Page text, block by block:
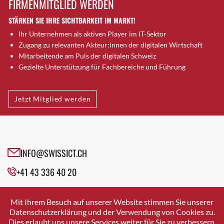
Brütten
Bubendorf
Bubikon
Buchs (SG)
Burgdorf
Bülach
Cazis
Cham
Davos Platz
Davos Platz 1
Dietikon
Dietlikon
FIRMENMITGLIED WERDEN
STÄRKEN SIE IHRE SICHTBARKEIT IM MARKT!
Ihr Unternehmen als aktiven Player im IT-Sektor
Zugang zu relevanten Akteur:innen der digitalen Wirtschaft
Mitarbeitende am Puls der digitalen Schweiz
Gezielte Unterstützung für Fachbereiche und Führung
Jetzt Mitglied werden
INFO@SWISSICT.CH
+41 43 336 40 20
SWISSICT
VULKANSTRASSE 120
8048 ZURICH
Mit Ihrem Besuch auf unserer Website stimmen Sie unserer
Datenschutzerklärung und der Verwendung von Cookies zu.
Dies erlaubt uns unsere Services weiter für Sie zu verbessern.